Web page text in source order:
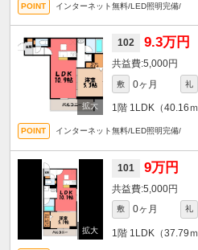
インターネット無料/LED照明完備/
102 9.3万円
5,000円
敷 0ヶ月 礼
1階 1LDK（40.16ｍ
インターネット無料/LED照明完備/
101 9万円
5,000円
敷 0ヶ月 礼
1階 1LDK（37.79ｍ